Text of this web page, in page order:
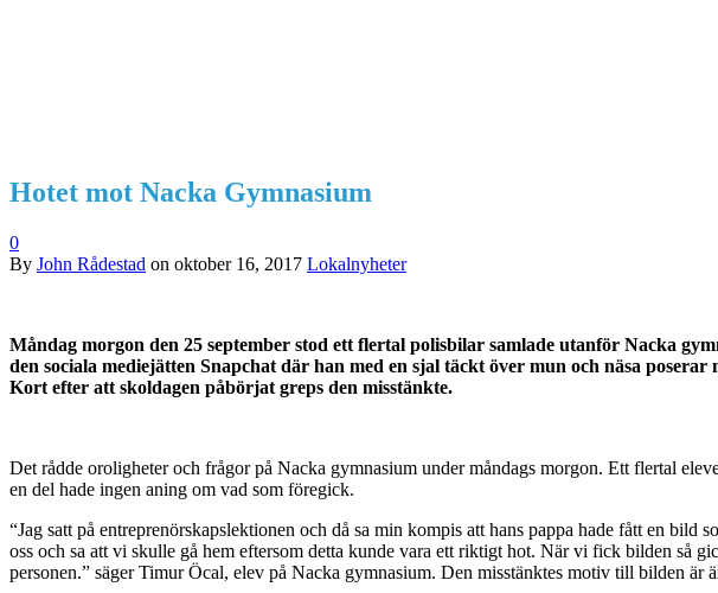
Hotet mot Nacka Gymnasium
0
By John Rådestad on oktober 16, 2017 Lokalnyheter
Måndag morgon den 25 september stod ett flertal polisbilar samlade utanför Nacka
den sociala mediejätten Snapchat där han med en sjal täckt över mun och näsa
Kort efter att skoldagen påbörjat greps den misstänkte.
Det rådde oroligheter och frågor på Nacka gymnasium under måndags morgon. Ett flertal
en del hade ingen aning om vad som föregick.
“Jag satt på entreprenörskapslektionen och då sa min kompis att hans pappa hade fått en
oss och sa att vi skulle gå hem eftersom detta kunde vara ett riktigt hot. När vi fick bilden så
personen.” säger Timur Öcal, elev på Nacka gymnasium. Den misstänktes motiv till bilden är